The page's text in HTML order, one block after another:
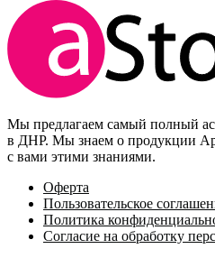
Мы предлагаем самый полный
в ДНР. Мы знаем о продукции
с вами этими знаниями.
Оферта
Пользовательское
Политика
Согласие на обработку